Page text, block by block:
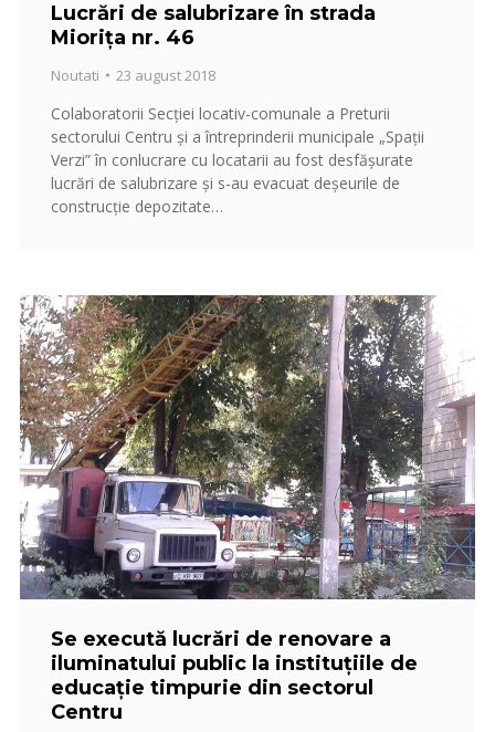
Lucrări de salubrizare în strada
Mioriţa nr. 46
Noutati 23 august 2018
Colaboratorii Secţiei locativ-comunale a Preturii
sectorului Centru şi a întreprinderii municipale „Spaţii
Verzi” în conlucrare cu locatarii au fost desfăşurate
lucrări de salubrizare și s-au evacuat deșeurile de
construcție depozitate…
Se execută lucrări de renovare a
iluminatului public la instituțiile de
educație timpurie din sectorul
Centru